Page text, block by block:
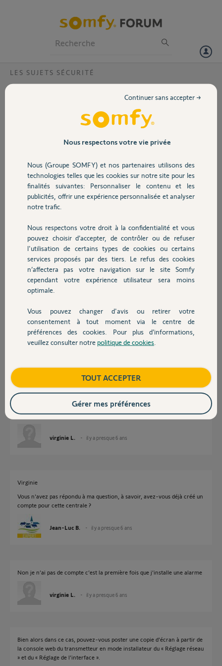
Volet
Sécurité
Domotique
Chauffage
Autres produits
Devis avec un pro
Contact
LES SUJETS SÉCURITÉ
probleme connexion serveur
bonjour je n'arrive pas à creermon compte
dans un premier temps mon n°ip de ma centrale ne fonctionnait pas,
de ce fait j'ai entrer le code 2480-03, mais le serveur est toujours en
"recherche de votre centrale"
virginie L.
il y a presque 6 ans
Participer au fil de discussion
Réponses
N'avez-vous pas déjà créé un compte pour cette centrale ? Si tel est le
perdu vos identifiants de connexion, laissez ici le n° à 6 chiffres de votre
centrale (il commence par 5 ou 6) et attendez qu'un Yellow vous
contacte la semaine prochaine.
Bonne journée !
En local ça fonctionne mais quand je suis à distance je n’arrive pas à me
connecter
virginie L. il y a presque 6 ans
Virginie
Vous n'avez pas répondu à ma question, à savoir, avez-vous déjà créé un
compte pour cette centrale ?
Jean-Luc B. il y a presque 6 ans
Non je n’ai pas de compte c’est la première fois que j’installe une alarme
virginie L. il y a presque 6 ans
Bien alors dans ce cas, pouvez-vous poster une copie d’écran à partir de
la console web du transmetteur en mode installateur du « Réglage réseau
» et du « Réglage de l’interface ».
Nous respectons votre vie privée
Nous (Groupe SOMFY) et nos partenaires utilisons des
technologies telles que les cookies sur notre site pour les
finalités suivantes: Personnaliser le contenu et les
publicités, offrir une expérience personnalisée et analyser
notre trafic.
Nous respectons votre droit à la confidentialité et vous
pouvez choisir d’accepter, de contrôler ou de refuser
l'utilisation de certains types de cookies ou certains
services proposés par des tiers. Le refus des cookies
n’affectera pas votre navigation sur le site Somfy
cependant votre expérience utilisateur sera moins
optimale.
Vous pouvez changer d'avis ou retirer votre
consentement à tout moment via le centre de
préférences des cookies. Pour plus d’informations,
veuillez consulter notre politique de cookies
Continuer sans accepter →
TOUT ACCEPTER
Gérer mes préférences